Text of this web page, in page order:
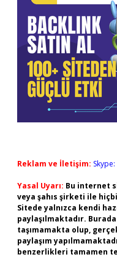
Reklam ve İletişim:
Yasal Uyarı: Bu internet
veya şahıs şirketi ile
Sitede yalnızca kendi
paylaşılmaktadır.
taşımamakta olup,
paylaşım
benzerlikleri tamamen